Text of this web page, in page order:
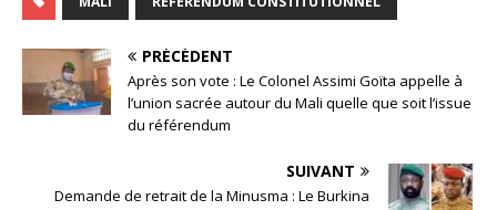
PRÉCÉDENT
Après son vote : Le Colonel Assimi Goïta appelle à
l’union sacrée autour du Mali quelle que soit l’issue
du référendum
SUIVANT
Demande de retrait de la Minusma : Le Burkina